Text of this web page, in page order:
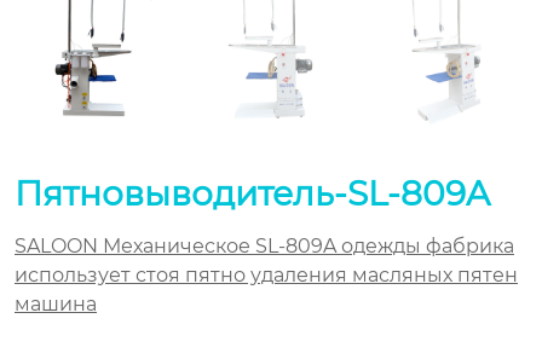
Пятновыводитель-SL-809A
SALOON Механическое SL-809A одежды фабрика
использует стоя пятно удаления масляных пятен
машина